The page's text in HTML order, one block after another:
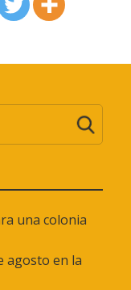
una colonia
agosto en la